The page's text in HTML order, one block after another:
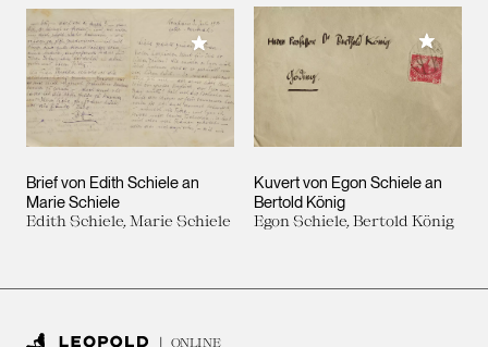
Brief von Edith Schiele an
Marie Schiele
Edith Schiele, Marie Schiele
Meiner Sammlung hinzufügen
Kuvert von Egon Schiele an
Bertold König
Egon Schiele, Bertold König
Meiner
ONLINE